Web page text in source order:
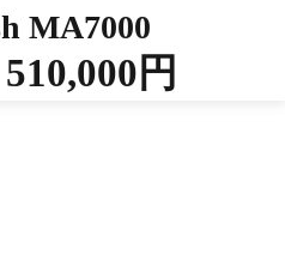
MA7000
円